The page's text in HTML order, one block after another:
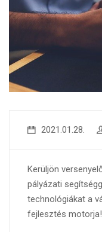
2021.01.28.
Kerüljön
pályázati
technológiákat a
fejlesztés motorja!